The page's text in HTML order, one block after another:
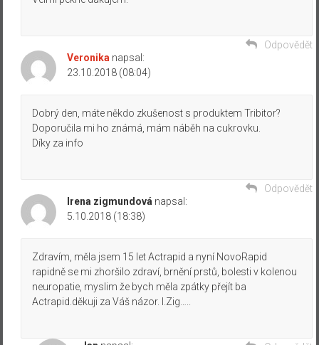
Odpovědět
Veronika napsal:
23.10.2018 (08:04)
Dobrý den, máte někdo zkušenost s produktem Tribitor?
Doporučila mi ho známá, mám náběh na cukrovku.
Díky za info
Odpovědět
Irena zigmundová napsal:
5.10.2018 (18:38)
Zdravím, měla jsem 15 let Actrapid a nyní NovoRapid
rapidně se mi zhoršilo zdraví, brnění prstů, bolesti v kolenou
neuropatie, myslim že bych měla zpátky přejít ba
Actrapid.děkuji za Váš názor. I.Zig…..